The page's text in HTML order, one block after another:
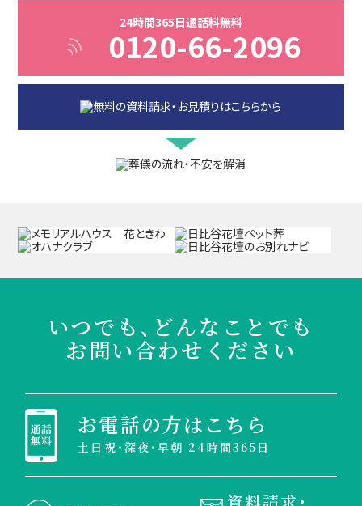
24時間365日通話料無料
0120-66-2096
いつでも、どんなことでも
お問い合わせください
お電話の方はこちら
土日祝・深夜・早朝 24時間365日